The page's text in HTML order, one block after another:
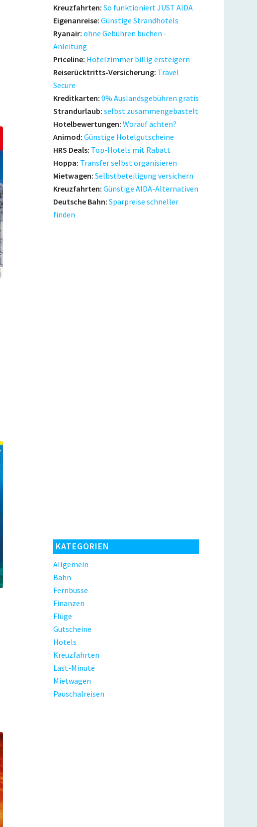
Kreuzfahrten: So funktioniert JUST AIDA
Eigenanreise: Günstige Strandhotels
Ryanair: ohne Gebühren buchen -
Anleitung
Priceline: Hotelzimmer billig ersteigern
Reiserücktritts-Versicherung: Travel
Secure
Kreditkarten: 0% Auslandsgebühren gratis
Strandurlaub: selbst zusammengebastelt
Hotelbewertungen: Worauf achten?
Animod: Günstige Hotelgutscheine
HRS Deals: Top-Hotels mit Rabatt
Hoppa: Transfer selbst organisieren
Mietwagen: Selbstbeteiligung versichern
Kreuzfahrten: Günstige AIDA-Alternativen
Deutsche Bahn: Sparpreise schneller
finden
KATEGORIEN
Allgemein
Bahn
Fernbusse
Finanzen
Flüge
Gutscheine
Hotels
Kreuzfahrten
Last-Minute
Mietwagen
Pauschalreisen